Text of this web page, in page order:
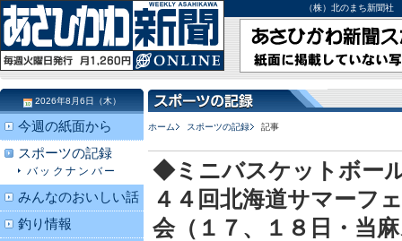
（株）北のまち新聞
ホーム スポーツの記録 記事
◆ミニバスケットボー
４４回北海道サマーフ
会（１７、１８日・当
2026年8月6日（木）
今週の紙面から
スポーツの記録
バックナンバー
みんなのおいしい話
釣り情報